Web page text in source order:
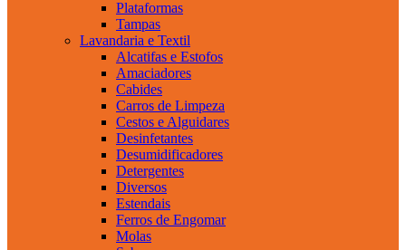
Plataformas
Tampas
Lavandaria e Textil
Alcatifas e Estofos
Amaciadores
Cabides
Carros de Limpeza
Cestos e Alguidares
Desinfetantes
Desumidificadores
Detergentes
Diversos
Estendais
Ferros de Engomar
Molas